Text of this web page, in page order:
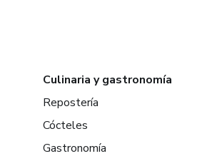
Culinaria y gastronomía
Repostería
Cócteles
Gastronomía